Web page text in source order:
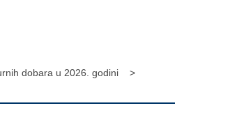
dobara u 2026. godini >